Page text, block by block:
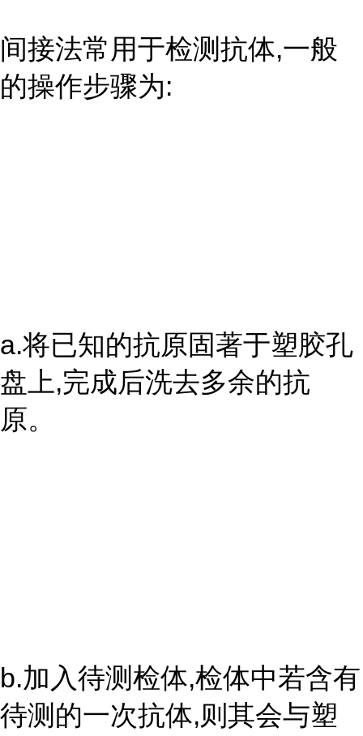
间接法常用于检测抗体,一般
的操作步骤为:
a.将已知的抗原固著于塑胶孔
盘上,完成后洗去多余的抗
原。
b.加入待测检体,检体中若含有
待测的一次抗体,则其会与塑